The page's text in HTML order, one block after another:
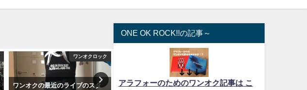
ワンオクロック
ワンオクの最近のライブのスタ
ワンオクロック
緊急体験レポ！2017ワンオク
やべぇ！takaに、あと５cm
ONE OK ROCK!!の記事～
アラフォーのためのワンオク記事は こ